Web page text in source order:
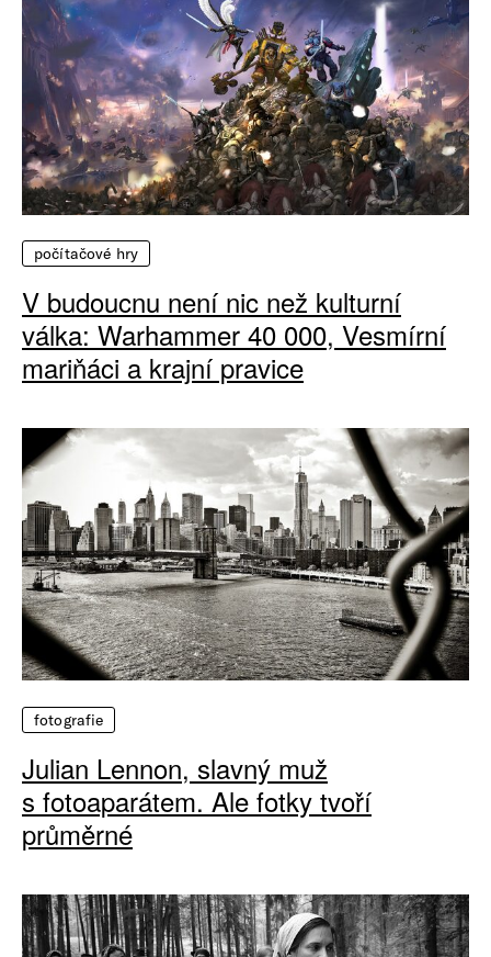
počítačové hry
V budoucnu není nic než kulturní
válka: Warhammer 40 000, Vesmírní
mariňáci a krajní pravice
fotografie
Julian Lennon, slavný muž
s fotoaparátem. Ale fotky tvoří
průměrné